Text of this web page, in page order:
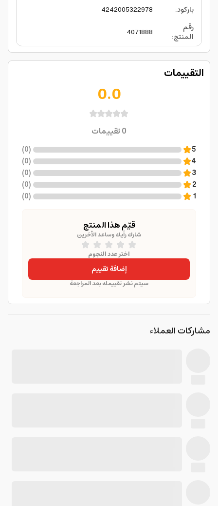
باركود:
4242005322978
رقم
المنتج:
4071888
التقييمات
0.0
0تقييمات
5
(
0
)
4
(
0
)
3
(
0
)
2
(
0
)
1
(
0
)
قيّم هذا المنتج
شارك رأيك وساعد الآخرين
اختر عدد النجوم
إضافة تقييم
سيتم نشر تقييمك بعد المراجعة
مشاركات العملاء